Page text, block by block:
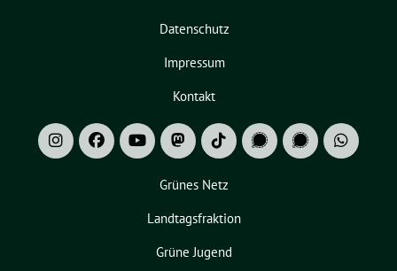
Datenschutz
Impressum
Kontakt
Grünes Netz
Landtagsfraktion
Grüne Jugend